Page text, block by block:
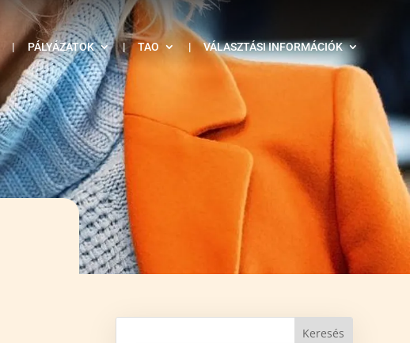
| PÁLYÁZATOK | TAO | VÁLASZTÁSI INFORMÁCIÓK